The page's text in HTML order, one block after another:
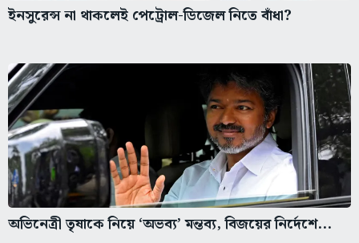
ইনসুরেন্স না থাকলেই পেট্রোল-ডিজেল নিতে বাঁধা?
অভিনেত্রী তৃষাকে নিয়ে ‘অভব্য’ মন্তব্য, বিজয়ের নির্দেশে...